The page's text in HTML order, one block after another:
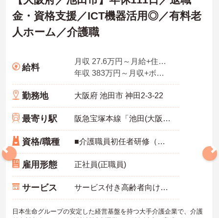
金・資格支援／ICT機器活用◎／有料老
人ホーム／介護職
給料
月収 27.6万円～月給+住宅手当＋家族手当+残業手当4.0時間想定分を含む
年収 383万円～月収+ボーナス2回
勤務地 大阪府 池田市 神田2-3-22
最寄り駅 阪急宝塚本線「池田(大阪)駅」徒歩15分
資格/職種 ■介護職員初任者研修（ヘルパー2級）以上、介護福祉士 いずれか
雇用形態 正社員(正職員)
サービス サービス付き高齢者向け住宅（サ高住）
日本生命グループの安定した経営基盤を持つ大手介護企業で、介護